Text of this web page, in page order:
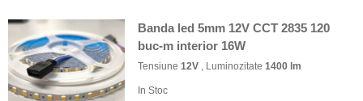
Banda led 5mm 12V CCT 2835 120
buc-m interior 16W
Tensiune 12V , Luminozitate 1400 lm
In Stoc